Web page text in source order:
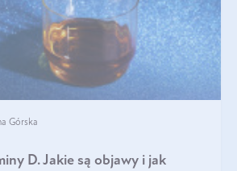
Górska
D. Jakie są objawy i jak